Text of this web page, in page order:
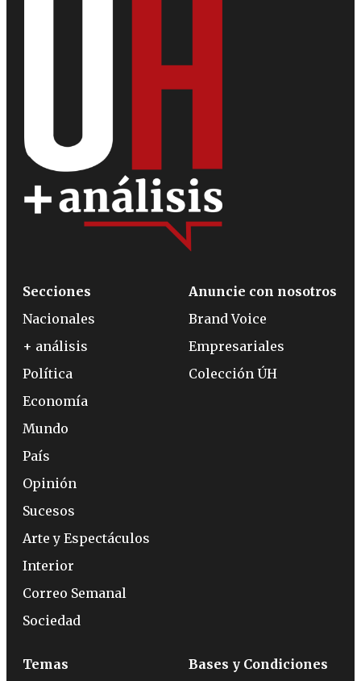
Secciones
Nacionales
+ análisis
Política
Economía
Mundo
País
Opinión
Sucesos
Arte y Espectáculos
Interior
Correo Semanal
Sociedad
Anuncie con nosotros
Brand Voice
Empresariales
Colección ÚH
Temas Bases y Condiciones